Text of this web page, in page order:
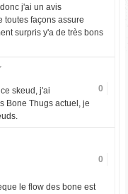
j'ai un avis
toutes façons assure
surpris y'a de très bons
0
skeud, j'ai
Bone Thugs actuel, je
0
le flow des bone est